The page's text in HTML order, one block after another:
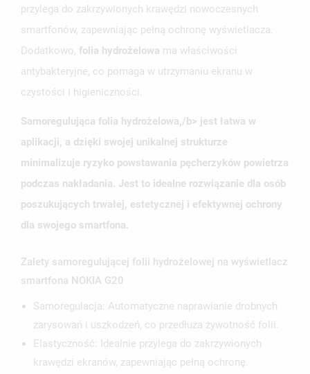
przylega do zakrzywionych krawędzi nowoczesnych
smartfonów, zapewniając pełną ochronę wyświetlacza.
Dodatkowo, folia hydrożelowa ma właściwości
antybakteryjne, co pomaga w utrzymaniu ekranu w
czystości i higieniczności.
Samoregulująca folia hydrożelowa,/b> jest łatwa w
aplikacji, a dzięki swojej unikalnej strukturze
minimalizuje ryzyko powstawania pęcherzyków powietrza
podczas nakładania. Jest to idealne rozwiązanie dla osób
poszukujących trwałej, estetycznej i efektywnej ochrony
dla swojego smartfona.
Zalety samoregulującej folii hydrożelowej na wyświetlacz
smartfona NOKIA G20
Samoregulacja: Automatyczne naprawianie drobnych
zarysowań i uszkodzeń, co przedłuża żywotność folii.
Elastyczność: Idealnie przylega do zakrzywionych
krawędzi ekranów, zapewniając pełną ochronę.
MOJE LISTY ŻYCZEŃ
UTWÓRZ LISTĘ ŻYCZEŃ
NAZWA LISTY ŻYCZEŃ
ANULUJ UTWÓRZ LISTĘ ŻYCZEŃ
ZALOGUJ SIĘ
MUSISZ BYĆ ZALOGOWANY BY ZAPISAĆ PRODUKTY NA
SWOJEJ LIŚCIE ŻYCZEŃ.